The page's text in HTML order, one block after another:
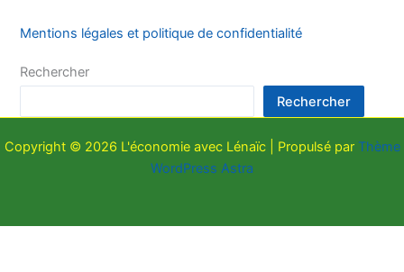
Mentions légales et politique de confidentialité
Rechercher
Rechercher
Copyright © 2026 L'économie avec Lénaïc | Propulsé par Thème
WordPress Astra